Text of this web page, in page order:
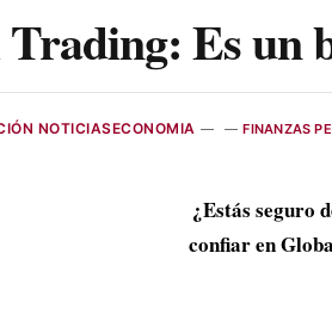
Es un
NOTICIASECONOMIA FINANZAS
¿Estás seguro
confiar en